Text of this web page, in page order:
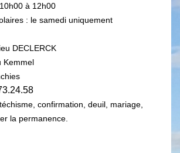
à 12h00
: le samedi uniquement
DECLERCK
Kemmel
confirmation, deuil, mariage,
la permanence.